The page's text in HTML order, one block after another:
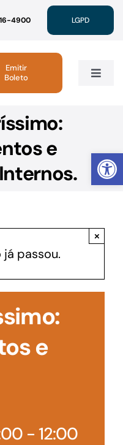
Abrir
4900 LGPD
Toggle
Emitir
Boleto
e
passou.
×
e
- 12:00